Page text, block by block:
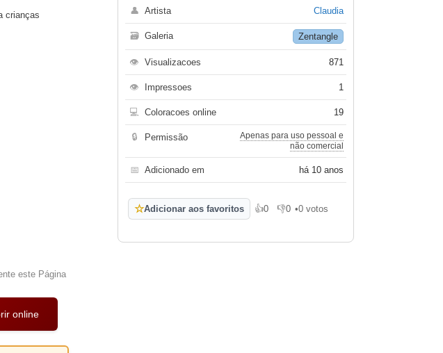
crianças
este Página
online
👤 Artista Claudia
🗃 Galeria Zentangle
👁 Visualizacoes 871
👁 Impressoes 1
💻 Coloracoes online 19
🔒 Permissão
Apenas para uso pessoal e
não comercial
📅 Adicionado em há 10 anos
☆Adicionar aos favoritos 👍0
Gosto 👎0
Não gosto
•0 votos